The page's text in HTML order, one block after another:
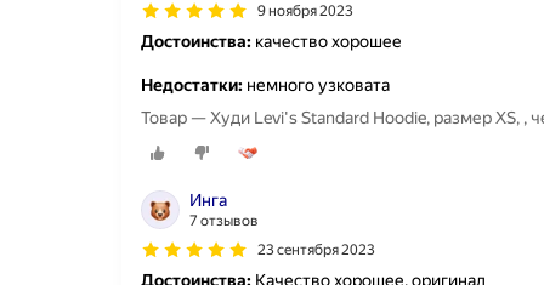
9 ноября 2023
Достоинства: качество хорошее
Недостатки: немного узковата
Товар — Худи Levi's Standard Hoodie, размер XS, ,
Инга
7 отзывов
23 сентября 2023
Достоинства: Качество хорошее, оригинал